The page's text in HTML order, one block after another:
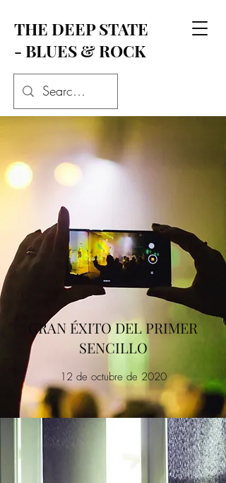
THE DEEP STATE
- BLUES & ROCK
GRAN ÉXITO DEL PRIMER
SENCILLO
12 de octubre de 2020